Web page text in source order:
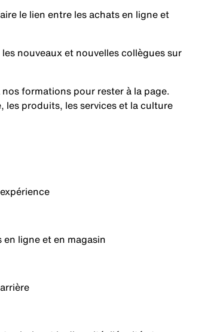
le lien entre les achats en ligne et
nouveaux et nouvelles collègues sur
formations pour rester à la page.
les produits, les services et la culture
ligne et en magasin